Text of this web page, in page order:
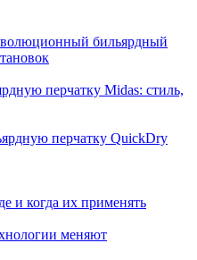
бильярдный
перчатку Midas: стиль,
перчатку QuickDry
и когда их применять
меняют